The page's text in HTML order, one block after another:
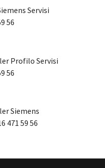
Servisi
56
Profilo Servisi
56
Siemens
471 59 56